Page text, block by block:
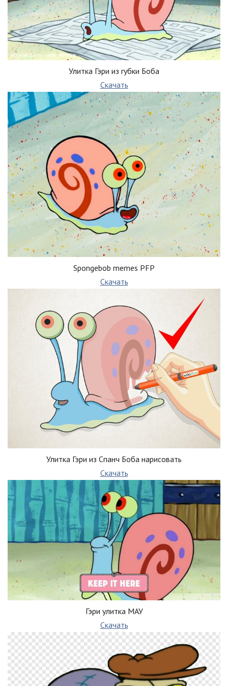
Улитка Гэри из губки Боба
Скачать
Spongebob memes PFP
Скачать
Улитка Гэри из Спанч Боба нарисовать
Скачать
Гэри улитка МАУ
Скачать